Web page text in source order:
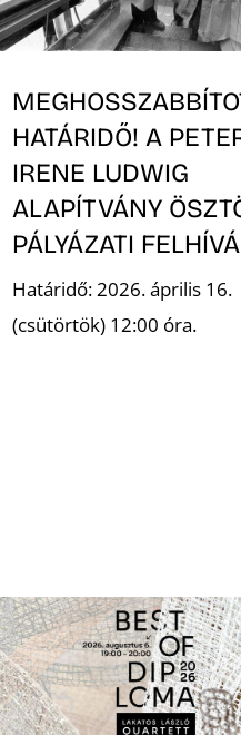
HATÁRIDŐ! A
IRENE LUDWIG
ALAPÍTVÁNY
PÁLYÁZATI
Határidő: 2026. április 16.
(csütörtök) 12:00 óra.